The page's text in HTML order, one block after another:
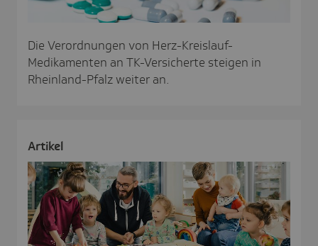
Die Verordnungen von Herz-Kreislauf-
Medikamenten an TK-Versicherte steigen in
Rheinland-Pfalz weiter an.
Artikel